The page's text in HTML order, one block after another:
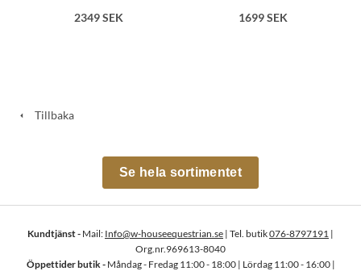
2349 SEK 1699 SEK
Tillbaka
Se hela sortimentet
Kundtjänst - Mail: Info@w-houseequestrian.se | Tel. butik076-8797191 |
Org.nr.969613-8040
Öppettider butik - Måndag - Fredag 11:00 - 18:00 | Lördag 11:00 - 16:00 |